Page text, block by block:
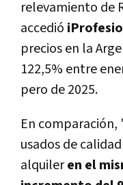
relevamiento de
accedió
precios en la
122,5% entre
pero de 2025.
En
usados de
alquileren el